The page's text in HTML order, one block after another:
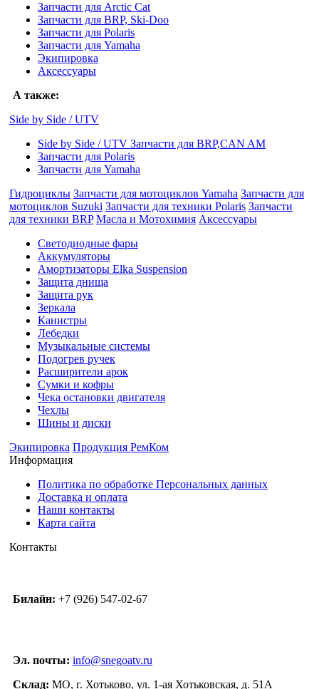
Запчасти для Arctic Cat
Запчасти для BRP, Ski-Doo
Запчасти для Polaris
Запчасти для Yamaha
Экипировка
Аксессуары
А также:
Side by Side / UTV
Side by Side / UTV Запчасти для BRP,CAN AM
Запчасти для Polaris
Запчасти для Yamaha
Гидроциклы Запчасти для мотоциклов Yamaha Запчасти для
мотоциклов Suzuki Запчасти для техники Polaris Запчасти
для техники BRP Масла и Мотохимия Аксессуары
Cветодиодные фары
Аккумуляторы
Амортизаторы Elka Suspension
Защита днища
Защита рук
Зеркала
Канистры
Лебедки
Музыкальные системы
Подогрев ручек
Расширители арок
Сумки и кофры
Чека остановки двигателя
Чехлы
Шины и диски
Экипировка Продукция РемКом
Информация
Политика по обработке Персональных данных
Доставка и оплата
Наши контакты
Карта сайта
Контакты
Билайн: +7 (926) 547-02-67
Эл. почты: info@snegoatv.ru
Склад: МО, г. Хотьково, ул. 1-ая Хотьковская, д. 51А